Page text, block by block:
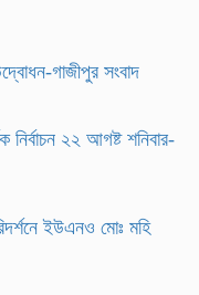
গাজীপুর সংবাদ
নির্বাচন ২২ আগষ্ট শনিবার-
ইউএনও মোঃ মহি